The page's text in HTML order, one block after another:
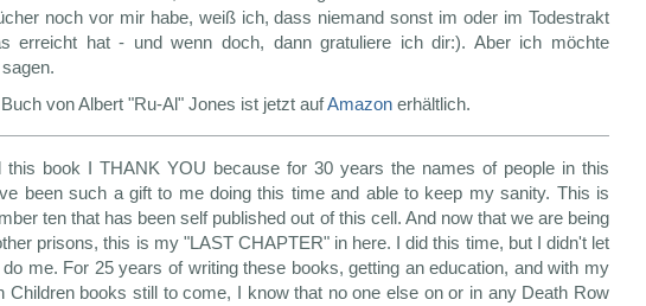
noch vor mir habe, weiß ich, dass niemand sonst im oder im Todestrakt
erreicht hat - und wenn doch, dann gratuliere ich dir:). Aber ich möchte
von Albert "Ru-Al" Jones ist jetzt aufAmazon erhältlich.
this book I THANK YOU because for 30 years the names of people in this
been such a gift to me doing this time and able to keep my sanity. This is
ten that has been self published out of this cell. And now that we are being
prisons, this is my "LAST CHAPTER" in here. I did this time, but I didn't let
me. For 25 years of writing these books, getting an education, and with my
Children books still to come, I know that no one else on or in any Death Row